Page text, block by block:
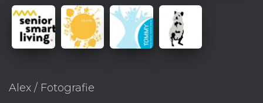
Alex / Fotografie